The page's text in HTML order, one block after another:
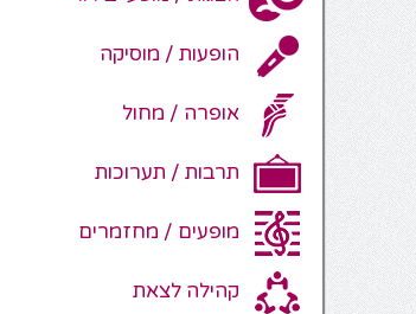
הופעות / מוסיקה
אופרה / מחול
תרבות / תערוכות
מופעים / מחזמרים
קהילה לצאת